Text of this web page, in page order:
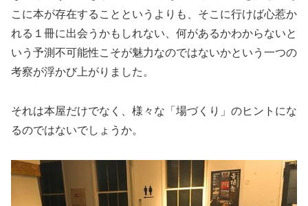
こに本が存在することというよりも、そこに行けば心惹か
れる１冊に出会うかもしれない、何があるかわからないと
いう予測不可能性こそが魅力なのではないかという一つの
考察が浮かび上がりました。
それは本屋だけでなく、様々な「場づくり」のヒントにな
るのではないでしょうか。